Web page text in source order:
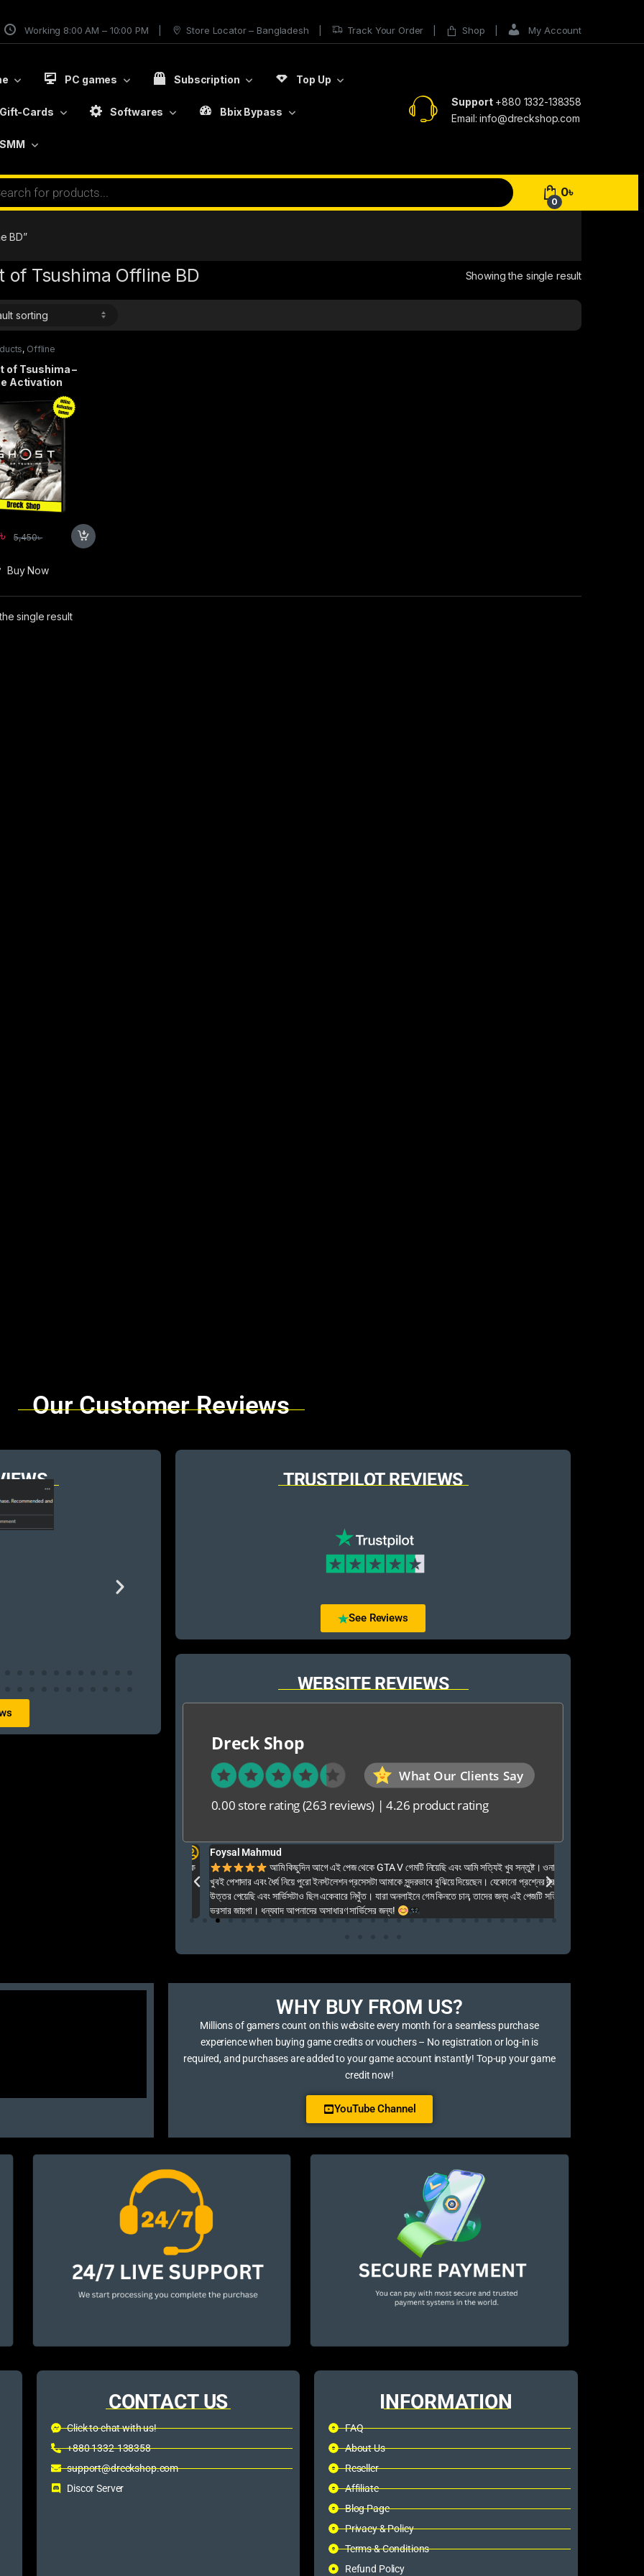
Working 8:00 AM – 10:00 PM Store Locator – Bangladesh Track Your Order Shop My Account
PC games Subscription Top Up
Gift-Cards Softwares Bbix Bypass
SMM
Support+880 1332-138358
Email: info@dreckshop.com
0
0৳
BD”
of Tsushima Offline BD Showing the single result
, Offline
of Tsushima –
Activation
৳ 5,450৳
Buy Now
single result
Our Customer Reviews
TRUSTPILOT REVIEWS
See Reviews
WEBSITE REVIEWS
Dreck Shop
What Our Clients Say
0.00 store rating(263 reviews) |4.26 product rating
Foysal Mahmud
আমি কিছুদিন আগে এই পেজ থেকে GTA V গেমটি নিয়েছি এবং আমি সত্যিই খুব সন্তুষ্ট। ওনারা
খুবই পেশাদার এবং ধৈর্য নিয়ে পুরো ইনস্টলেশন প্রসেসটা আমাকে সুন্দরভাবে বুঝিয়ে দিয়েছেন। যেকোনো প্রশ্নের দ্রুত
উত্তর পেয়েছি এবং সার্ভিসটাও ছিল একেবারে নিখুঁত। যারা অনলাইনে গেম কিনতে চান, তাদের জন্য এই পেজটি সত্যিই
ভরসার জায়গা। ধন্যবাদ আপনাদের অসাধারণ সার্ভিসের জন্য!
WHY BUY FROM US?​
Millions of gamers count on this website every month for a seamless purchase
experience when buying game credits or vouchers – No registration or log-in is
required, and purchases are added to your game account instantly! Top-up your game
credit now!
YouTube Channel
CONTACT US
Click to chat with us!
+880 1332-138358
support@dreckshop.com
Discor Server
INFORMATION
FAQ
About Us
Reseller
Affiliate
Blog Page
Privacy & Policy
Terms & Conditions
Refund Policy